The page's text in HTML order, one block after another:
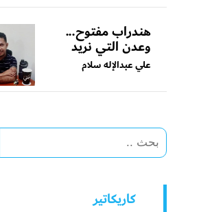
هندراب مفتوح...
وعدن التي نريد
علي عبدالإله سلام
كاريكاتير